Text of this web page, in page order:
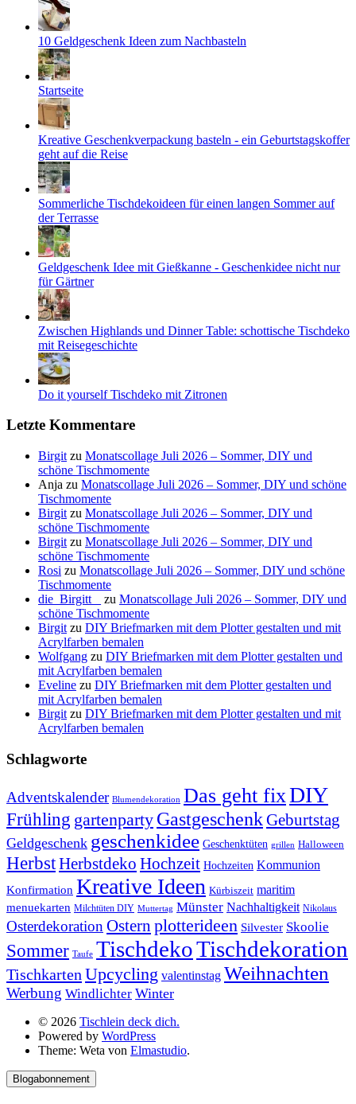
10 Geldgeschenk Ideen zum Nachbasteln
Startseite
Kreative Geschenkverpackung basteln - ein Geburtstagskoffer
geht auf die Reise
Sommerliche Tischdekoideen für einen langen Sommer auf
der Terrasse
Geldgeschenk Idee mit Gießkanne - Geschenkidee nicht nur
für Gärtner
Zwischen Highlands und Dinner Table: schottische Tischdeko
mit Reisegeschichte
Do it yourself Tischdeko mit Zitronen
Letzte Kommentare
Birgit zu Monatscollage Juli 2026 – Sommer, DIY und
schöne Tischmomente
Anja zu Monatscollage Juli 2026 – Sommer, DIY und schöne
Tischmomente
Birgit zu Monatscollage Juli 2026 – Sommer, DIY und
schöne Tischmomente
Birgit zu Monatscollage Juli 2026 – Sommer, DIY und
schöne Tischmomente
Rosi zu Monatscollage Juli 2026 – Sommer, DIY und schöne
Tischmomente
die_Birgitt _
zu Monatscollage Juli 2026 – Sommer, DIY und
schöne Tischmomente
Birgit zu DIY Briefmarken mit dem Plotter gestalten und mit
Acrylfarben bemalen
Wolfgang zu DIY Briefmarken mit dem Plotter gestalten und
mit Acrylfarben bemalen
Eveline zu DIY Briefmarken mit dem Plotter gestalten und
mit Acrylfarben bemalen
Birgit zu DIY Briefmarken mit dem Plotter gestalten und mit
Acrylfarben bemalen
Schlagworte
Adventskalender Blumendekoration Das geht fixDIY
Frühling gartenparty GastgeschenkGeburtstag
Geldgeschenk geschenkidee Geschenktüten grillen Halloween
HerbstHerbstdeko Hochzeit Hochzeiten Kommunion
Konfirmation Kreative Ideen Kürbiszeit maritim
menuekarten Milchtüten DIY Muttertag Münster Nachhaltigkeit Nikolaus
OsterdekorationOstern plotterideen Silvester Skoolie
Sommer Taufe TischdekoTischdekoration
Tischkarten Upcycling valentinstag Weihnachten
Werbung Windlichter Winter
© 2026 Tischlein deck dich.
Powered by WordPress
Theme: Weta von Elmastudio.
Blogabonnement